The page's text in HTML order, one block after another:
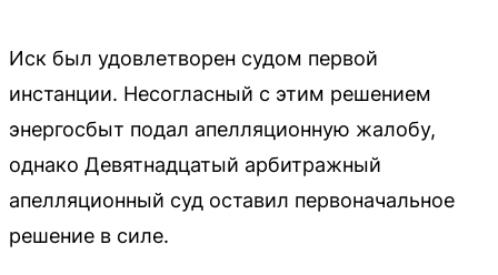
Иск был удовлетворен судом первой
инстанции. Несогласный с этим решением
энергосбыт подал апелляционную жалобу,
однако Девятнадцатый арбитражный
апелляционный суд оставил первоначальное
решение в силе.